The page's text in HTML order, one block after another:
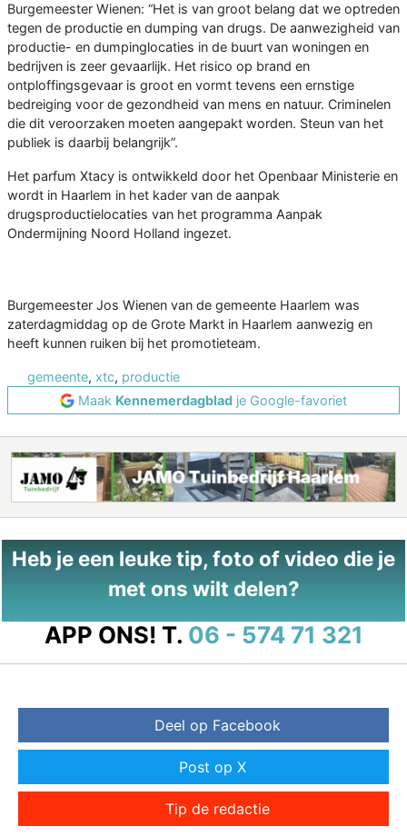
Burgemeester Wienen: “Het is van groot belang dat we optreden
tegen de productie en dumping van drugs. De aanwezigheid van
productie- en dumpinglocaties in de buurt van woningen en
bedrijven is zeer gevaarlijk. Het risico op brand en
ontploffingsgevaar is groot en vormt tevens een ernstige
bedreiging voor de gezondheid van mens en natuur. Criminelen
die dit veroorzaken moeten aangepakt worden. Steun van het
publiek is daarbij belangrijk”.
Het parfum Xtacy is ontwikkeld door het Openbaar Ministerie en
wordt in Haarlem in het kader van de aanpak
drugsproductielocaties van het programma Aanpak
Ondermijning Noord Holland ingezet.
Burgemeester Jos Wienen van de gemeente Haarlem was
zaterdagmiddag op de Grote Markt in Haarlem aanwezig en
heeft kunnen ruiken bij het promotieteam.
gemeente, xtc, productie
Maak Kennemerdagblad je Google-favoriet
Heb je een leuke tip, foto of video die je
met ons wilt delen?
APP ONS! T. 06 - 574 71 321
Deel op Facebook
Post op X
Tip de redactie